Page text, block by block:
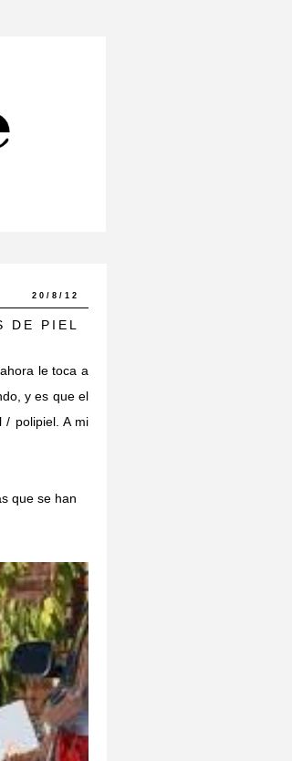
20/8/12
DE PIEL
le toca a
y es que el
/ polipiel. A mi
que se han